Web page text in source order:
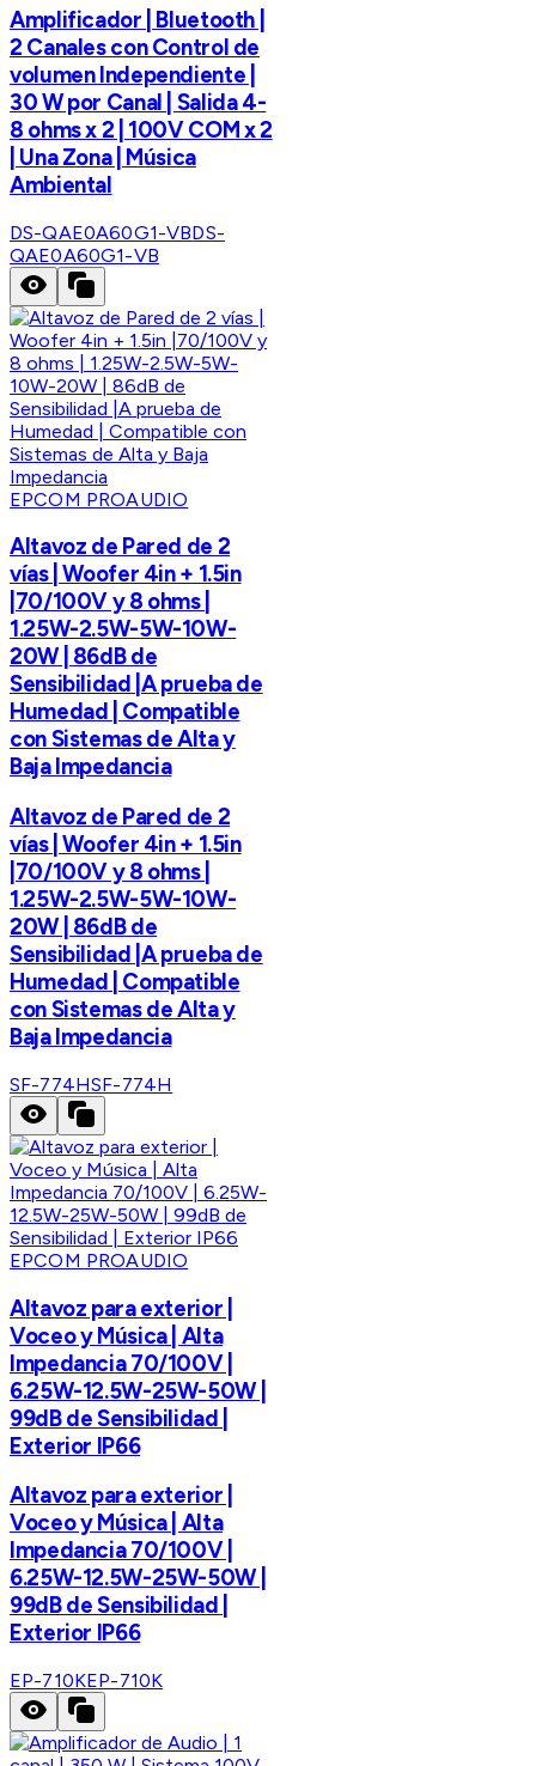
Amplificador | Bluetooth |
2 Canales con Control de
volumen Independiente |
30 W por Canal | Salida 4-
8 ohms x 2 | 100V COM x 2
| Una Zona | Música
Ambiental
DS-QAE0A60G1-VBDS-
QAE0A60G1-VB
EPCOM PROAUDIO
Altavoz de Pared de 2
vías | Woofer 4in + 1.5in
|70/100V y 8 ohms |
1.25W-2.5W-5W-10W-
20W | 86dB de
Sensibilidad |A prueba de
Humedad | Compatible
con Sistemas de Alta y
Baja Impedancia
Altavoz de Pared de 2
vías | Woofer 4in + 1.5in
|70/100V y 8 ohms |
1.25W-2.5W-5W-10W-
20W | 86dB de
Sensibilidad |A prueba de
Humedad | Compatible
con Sistemas de Alta y
Baja Impedancia
SF-774HSF-774H
EPCOM PROAUDIO
Altavoz para exterior |
Voceo y Música | Alta
Impedancia 70/100V |
6.25W-12.5W-25W-50W |
99dB de Sensibilidad |
Exterior IP66
Altavoz para exterior |
Voceo y Música | Alta
Impedancia 70/100V |
6.25W-12.5W-25W-50W |
99dB de Sensibilidad |
Exterior IP66
EP-710KEP-710K